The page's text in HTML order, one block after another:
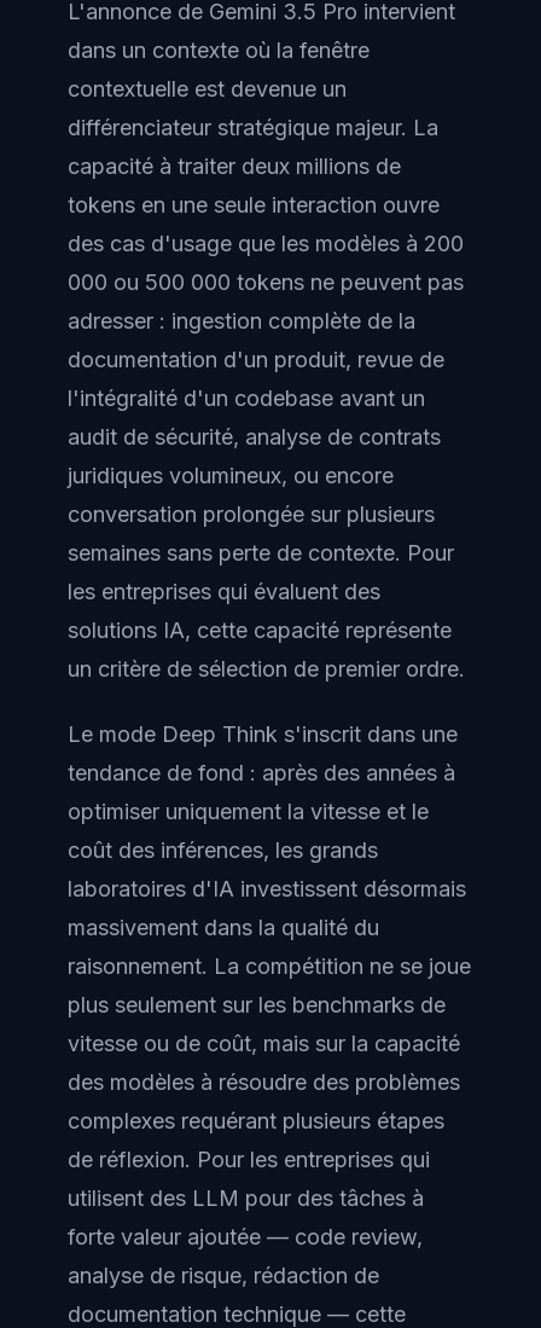
L'annonce de Gemini 3.5 Pro intervient
dans un contexte où la fenêtre
contextuelle est devenue un
différenciateur stratégique majeur. La
capacité à traiter deux millions de
tokens en une seule interaction ouvre
des cas d'usage que les modèles à 200
000 ou 500 000 tokens ne peuvent pas
adresser : ingestion complète de la
documentation d'un produit, revue de
l'intégralité d'un codebase avant un
audit de sécurité, analyse de contrats
juridiques volumineux, ou encore
conversation prolongée sur plusieurs
semaines sans perte de contexte. Pour
les entreprises qui évaluent des
solutions IA, cette capacité représente
un critère de sélection de premier ordre.
Le mode Deep Think s'inscrit dans une
tendance de fond : après des années à
optimiser uniquement la vitesse et le
coût des inférences, les grands
laboratoires d'IA investissent désormais
massivement dans la qualité du
raisonnement. La compétition ne se joue
plus seulement sur les benchmarks de
vitesse ou de coût, mais sur la capacité
des modèles à résoudre des problèmes
complexes requérant plusieurs étapes
de réflexion. Pour les entreprises qui
utilisent des LLM pour des tâches à
forte valeur ajoutée — code review,
analyse de risque, rédaction de
documentation technique — cette